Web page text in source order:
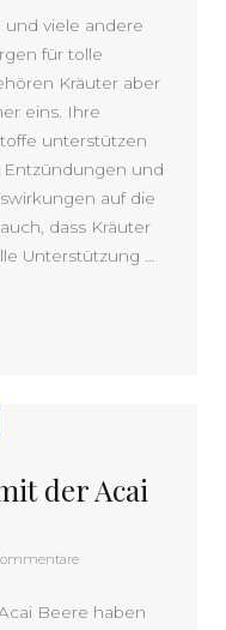
und viele andere
für tolle
Kräuter aber
eins. Ihre
unterstützen
Entzündungen und
auf die
dass Kräuter
Unterstützung …
Kräuter kurbeln die
der Acai
Beere haben